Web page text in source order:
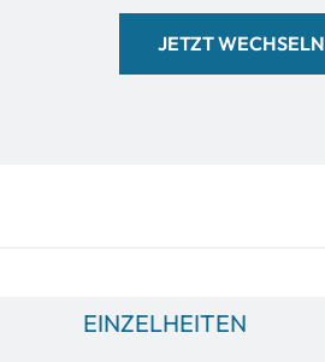
JETZT WECHSELN
EINZELHEITEN